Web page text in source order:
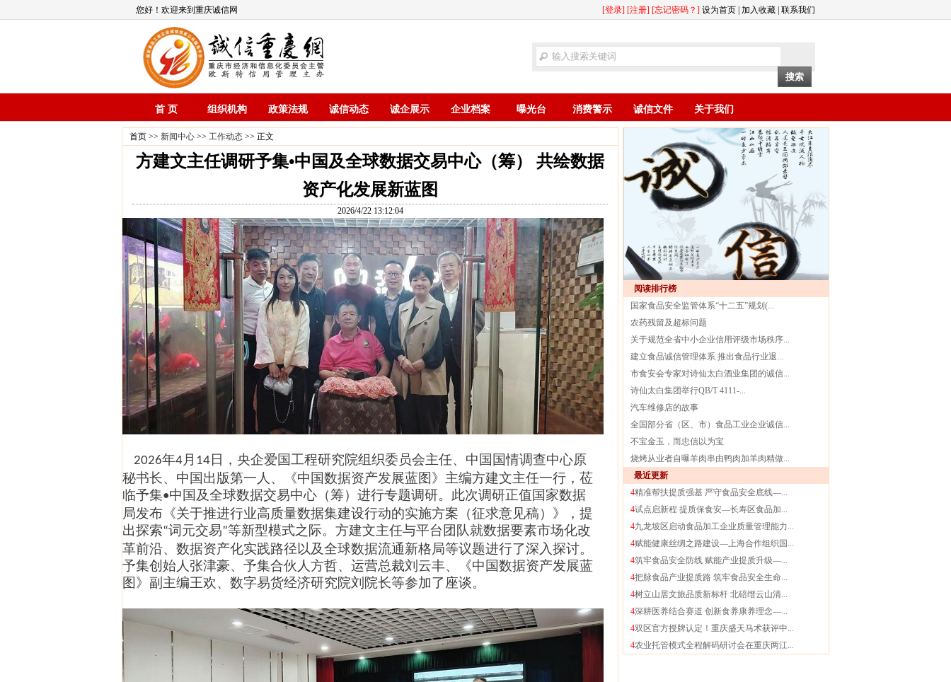
[登录] [注册] [忘记密码？] 设为首页 | 加入收藏 | 联系我们
您好！欢迎来到重庆诚信网
首 页 组织机构 政策法规 诚信动态 诚企展示 企业档案 曝光台 消费警示 诚信文件 关于我们
首页 >> 新闻中心 >> 工作动态 >> 正文
方建文主任调研予集•中国及全球数据交易中心（筹） 共绘数据
资产化发展新蓝图
2026/4/22 13:12:04
2026年4 月 14 日， 央企爱国工程研究院组织委员会主任、中国国情调查中心原
秘书长、 中国出版第一人 、《中国数据资产发展蓝图》主编方建文主任一行，莅
临予集•中国及全球数据交易中心（筹）进行专题调研。此次调研正值国家数据
局发布《关于推进行业高质量数据集建设行动的实施方案（征求意见稿）》，提
出探索“词元交易”等新型模式之际。方建文主任与平台团队就数据要素市场化改
革前沿、数据资产化实践路径以及全球数据流通新格局等议题进行了深入探讨。
予集创始人张津豪、 予集合伙人方哲、 运营总裁刘云丰、《中国数据资产发展蓝
图》 副 主编王欢、 数字易货经济研究院刘院长等参加了座谈。
阅读排行榜
国家食品安全监管体系“十二五”规划(...
农药残留及超标问题
关于规范全省中小企业信用评级市场秩序...
建立食品诚信管理体系 推出食品行业退...
市食安会专家对诗仙太白酒业集团的诚信...
诗仙太白集团举行QB/T 4111-...
汽车维修店的故事
全国部分省（区、市）食品工业企业诚信...
不宝金玉，而忠信以为宝
烧烤从业者自曝羊肉串由鸭肉加羊肉精做...
最近更新
4精准帮扶提质强基 严守食品安全底线—...
4试点启新程 提质保食安—长寿区食品加...
4九龙坡区启动食品加工企业质量管理能力...
4赋能健康丝绸之路建设—上海合作组织国...
4筑牢食品安全防线 赋能产业提质升级—...
4把脉食品产业提质路 筑牢食品安全生命...
4树立山居文旅品质新标杆 北碚缙云山清...
4深耕医养结合赛道 创新食养康养理念—...
4双区官方授牌认定！重庆盛天马术获评中...
4农业托管模式全程解码研讨会在重庆两江...